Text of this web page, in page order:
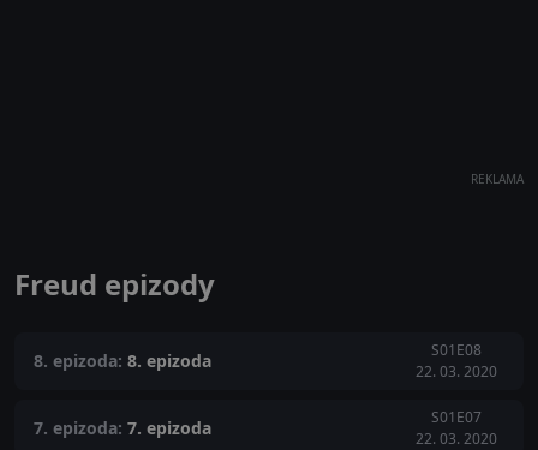
REKLAMA
Freud epizody
8. epizoda: 8. epizoda
S01E08
22. 03. 2020
7. epizoda: 7. epizoda
S01E07
22. 03. 2020